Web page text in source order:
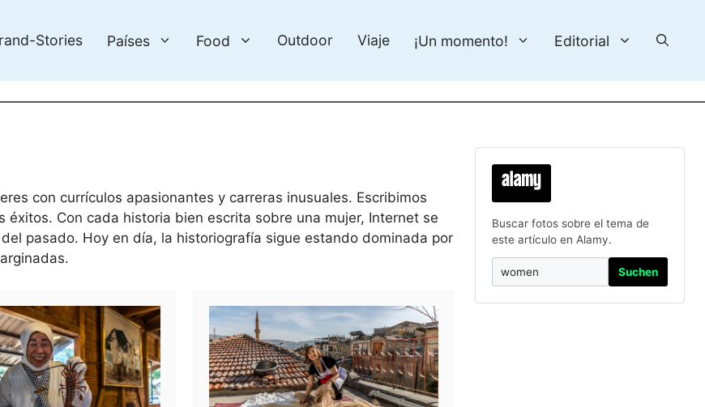
Stories Países Food Outdoor Viaje ¡Un momento! Editorial
con currículos apasionantes y carreras inusuales. Escribimos
Con cada historia bien escrita sobre una mujer, Internet se
pasado. Hoy en día, la historiografía sigue estando dominada por
Buscar fotos sobre el tema de
este artículo en Alamy.
Suchen